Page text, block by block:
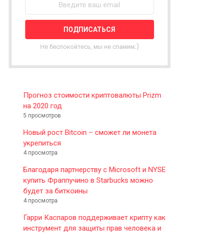
E
T
E
Не беспокойтесь, мы не спамим;)
Прогноз стоимости криптовалюты Prizm
на 2020 год
5 просмотров
Новый рост Bitcoin – сможет ли монета
укрепиться
4 просмотра
Благодаря партнерству с Microsoft и NYSE
купить Фраппучино в Starbucks можно
будет за биткоины
4 просмотра
Гарри Каспаров поддерживает крипту как
инструмент для защиты прав человека и